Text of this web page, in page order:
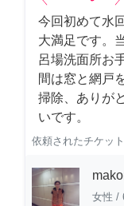
今回初めて水
大満足です。
呂場洗面所お
間は窓と網戸
掃除、ありが
いです。
依頼されたチケット
女性 /